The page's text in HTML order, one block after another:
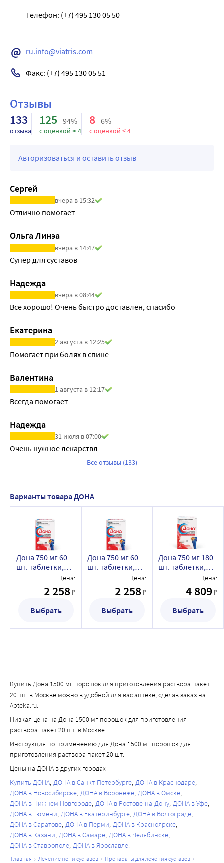
Телефон: (+7) 495 130 05 50
ru.info@viatris.com
Факс: (+7) 495 130 05 51
Отзывы
133
отзыва
125 94%
с оценкой ≥ 4
8 6%
с оценкой < 4
Авторизоваться и оставить отзыв
Сергей
вчера в 15:32
Отлично помогает
Ольга Линэа
вчера в 14:47
Супер для суставов
Надежда
вчера в 08:44
Все хорошо! Очень быстро доставлен, спасибо
Екатерина
2 августа в 12:25
Помогает при болях в спине
Валентина
1 августа в 12:17
Всегда помогает
Надежда
31 июля в 07:00
Очень нужное лекарствл
Все отзывы (133)
Варианты товара ДОНА
Дона 750 мг 60
шт. таблетки,
пленочной
оболочкой
Цена:
2 258₽
Выбрать
Дона 750 мг 60
шт. таблетки,
пленочной
оболочкой
Цена:
2 258₽
Выбрать
Дона 750 мг 180
шт. таблетки,
пленочной
оболочкой
Цена:
4 809₽
Выбрать
Купить Дона 1500 мг порошок для приготовления раствора пакет
20 шт. в Москве можно в удобной для вас аптеке, сделав заказ на
Apteka.ru.
Низкая цена на Дона 1500 мг порошок для приготовления
раствора пакет 20 шт. в Москве
Инструкция по применению для Дона 1500 мг порошок для
приготовления раствора пакет 20 шт.
Цены на ДОНА в других городах
Купить ДОНА ДОНА в Санкт-Петербурге ДОНА в Краснодаре
ДОНА в Новосибирске ДОНА в Воронеже ДОНА в Омске
ДОНА в Нижнем Новгороде ДОНА в Ростове-на-Дону ДОНА в Уфе
ДОНА в Тюмени ДОНА в Екатеринбурге ДОНА в Волгограде
ДОНА в Саратове ДОНА в Перми ДОНА в Красноярске
ДОНА в Казани ДОНА в Самаре ДОНА в Челябинске
ДОНА в Ставрополе ДОНА в Ярославле
главная лечение ног и суставов препараты для лечения суставов